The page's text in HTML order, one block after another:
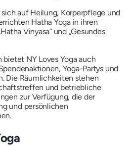
auf Heilung, Körperpflege und
Hatha Yoga in ihren
Vinyasa“ und „Gesundes
bietet NY Loves Yoga auch
Yoga-Partys und
Die Räumlichkeiten stehen
und betriebliche
zur Verfügung, die der
und persönlichen